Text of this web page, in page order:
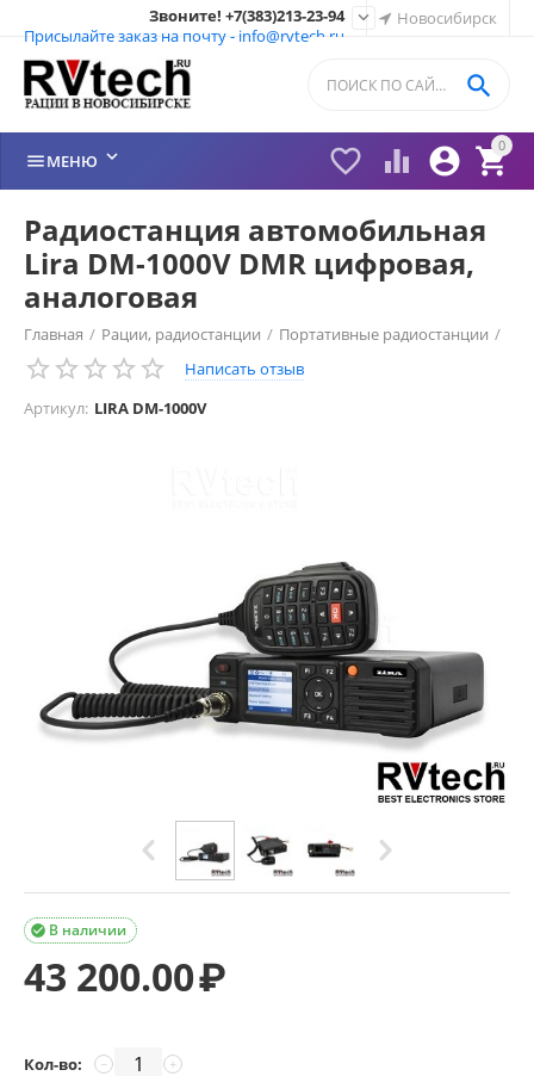
Новосибирск
Звоните! +7(383)213-23-94
Присылайте заказ на почту - info@rvtech.ru

0


 

МЕНЮ 
Радиостанция автомобильная
Lira DM-1000V DMR цифровая,
аналоговая
Главная / Рации, радиостанции / Портативные радиостанции /
Рации ЛИРА (LiRA) Россия / Рации Lira
Написать отзыв
Артикул: LIRA DM-1000V
В наличии

43 200.00₽
Кол-во: +
−